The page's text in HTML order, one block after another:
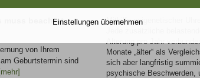
muss beachtet
von Ihrem
Geburtstermin sind
Mithilfe epigenetischer
Jede zusätzliche
Alterung pro Jahr
Monate „älter“ als
sich aber langfristig
psychische Beschwerden,
Einstellungen übernehmen